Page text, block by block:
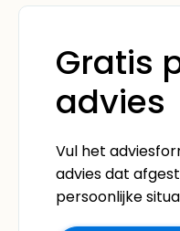
Gratis
advies
Vul het
advies dat
persoonlijke